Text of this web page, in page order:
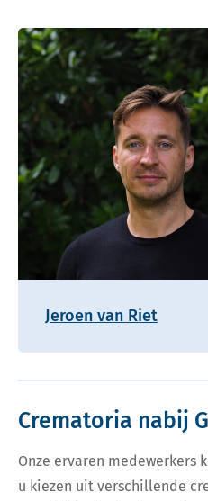
Jeroen van Riet
Crematoria nabij
Onze ervaren medewerkers
u kiezen uit verschillende